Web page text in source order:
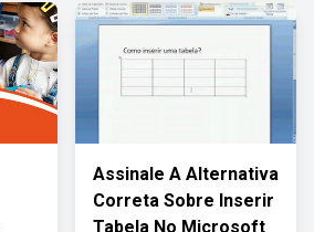
Assinale A Alternativa
Correta Sobre Inserir
Tabela No Microsoft